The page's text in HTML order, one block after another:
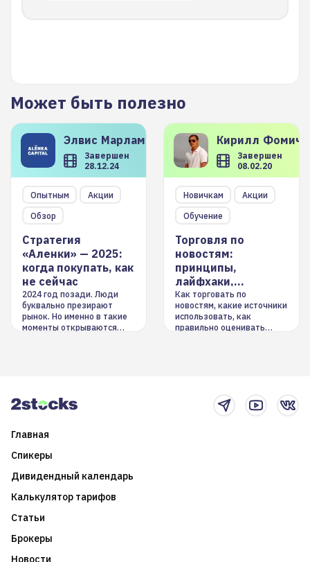
Может быть полезно
Элвис Марламов
Завершен
28.12.24
Опытным
Акции
Обзор
Стратегия
«Аленки» — 2025:
когда покупать, как
не сейчас
2024 год позади. Люди
буквально презирают
рынок. Но именно в такие
моменты открываются
Кирилл
Завершен
08.02.20
Новичкам
Акции
Обучение
Торговля по
новостям:
принципы,
лайфхаки,
инструменты
Как торговать по
новостям, какие источники
использовать, как
правильно оценивать
Главная
Спикеры
Дивидендный календарь
Калькулятор тарифов
Статьи
Брокеры
Новости